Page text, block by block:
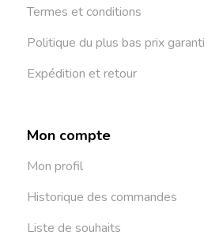
Termes et conditions
Politique du plus bas prix garanti
Expédition et retour
Mon compte
Mon profil
Historique des commandes
Liste de souhaits